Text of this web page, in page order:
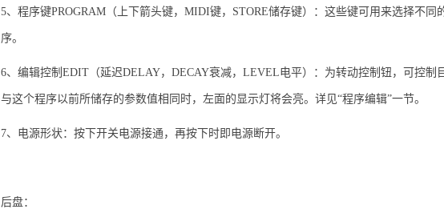
5、程序键PROGRAM（上下箭头键，MIDI键，STORE储存键）：这些键可用来选择不
序。
6、编辑控制EDIT（延迟DELAY，DECAY衰减，LEVEL电平）：为转动控制钮，可控制
与这个程序以前所储存的参数值相同时，左面的显示灯将会亮。详见“程序编辑”一节。
7、电源形状：按下开关电源接通，再按下时即电源断开。
后盘：